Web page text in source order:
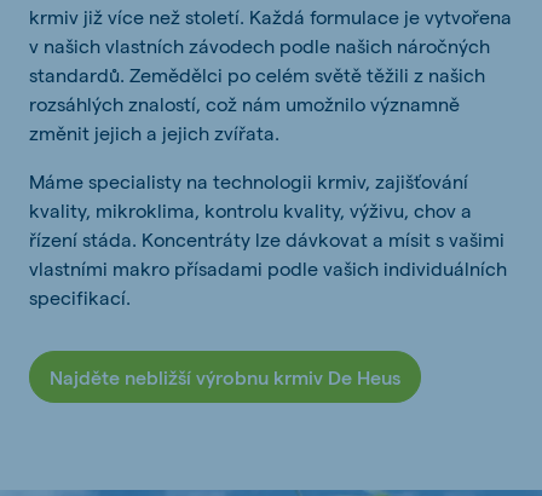
krmiv již více než století. Každá formulace je vytvořena
v našich vlastních závodech podle našich náročných
standardů. Zemědělci po celém světě těžili z našich
rozsáhlých znalostí, což nám umožnilo významně
změnit jejich a jejich zvířata.
Máme specialisty na technologii krmiv, zajišťování
kvality, mikroklima, kontrolu kvality, výživu, chov a
řízení stáda. Koncentráty lze dávkovat a mísit s vašimi
vlastními makro přísadami podle vašich individuálních
specifikací.
Najděte nebližší výrobnu krmiv De Heus